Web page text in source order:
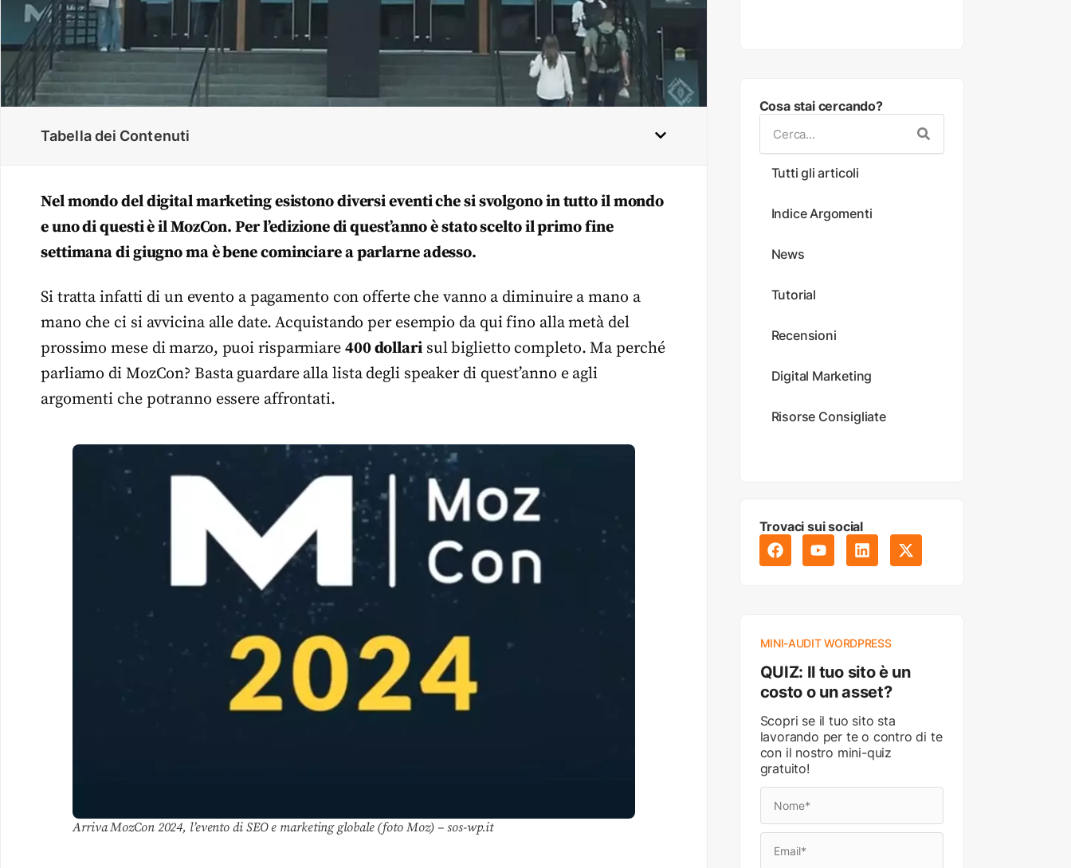
Tabella dei Contenuti
Nel mondo del digital marketing esistono diversi eventi che si svolgono in tutto il mondo
e uno di questi è il MozCon. Per l’edizione di quest’anno è stato scelto il primo fine
settimana di giugno ma è bene cominciare a parlarne adesso.
Si tratta infatti di un evento a pagamento con offerte che vanno a diminuire a mano a
mano che ci si avvicina alle date. Acquistando per esempio da qui fino alla metà del
prossimo mese di marzo, puoi risparmiare 400 dollarisul biglietto completo. Ma perché
parliamo di MozCon? Basta guardare alla lista degli speaker di quest’anno e agli
argomenti che potranno essere affrontati.
Arriva MozCon 2024, l’evento di SEO e marketing globale (foto Moz) – sos-wp.it
Cosa stai cercando?
Tutti gli articoli
Indice Argomenti
News
Tutorial
Recensioni
Digital Marketing
Risorse Consigliate
Trovaci sui social
MINI-AUDIT WORDPRESS
QUIZ: Il tuo sito è un
costo o un asset?
Scopri se il tuo sito sta
lavorando per te o contro di te
con il nostro mini-quiz
gratuito!